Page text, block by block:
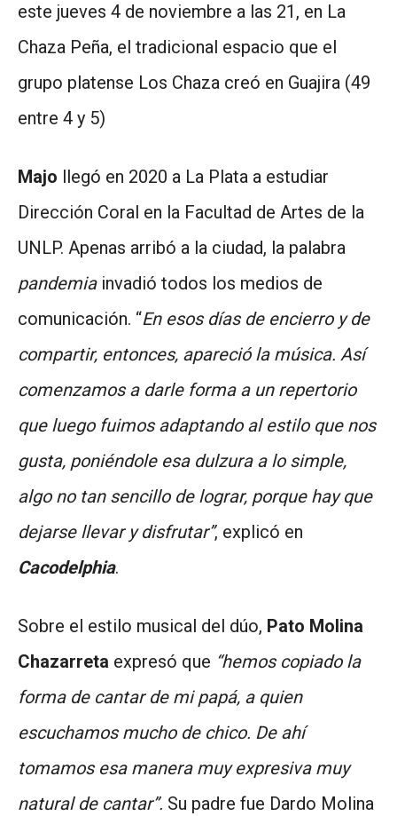
este jueves 4 de noviembre a las 21, en La
Chaza Peña, el tradicional espacio que el
grupo platense Los Chaza creó en Guajira (49
entre 4 y 5)
Majo llegó en 2020 a La Plata a estudiar
Dirección Coral en la Facultad de Artes de la
UNLP. Apenas arribó a la ciudad, la palabra
pandemiainvadió todos los medios de
comunicación. “En esos días de encierro y de
compartir, entonces, apareció la música. Así
comenzamos a darle forma a un repertorio
que luego fuimos adaptando al estilo que nos
gusta, poniéndole esa dulzura a lo simple,
algo no tan sencillo de lograr, porque hay que
dejarse llevar y disfrutar”, explicó en
Cacodelphia.
Sobre el estilo musical del dúo, Pato Molina
Chazarreta expresó que “hemos copiado la
forma de cantar de mi papá, a quien
escuchamos mucho de chico. De ahí
tomamos esa manera muy expresiva muy
natural de cantar”. Su padre fue Dardo Molina